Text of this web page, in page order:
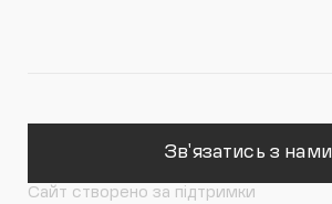
Зв'язатись з нами
Сайт створено за підтримки